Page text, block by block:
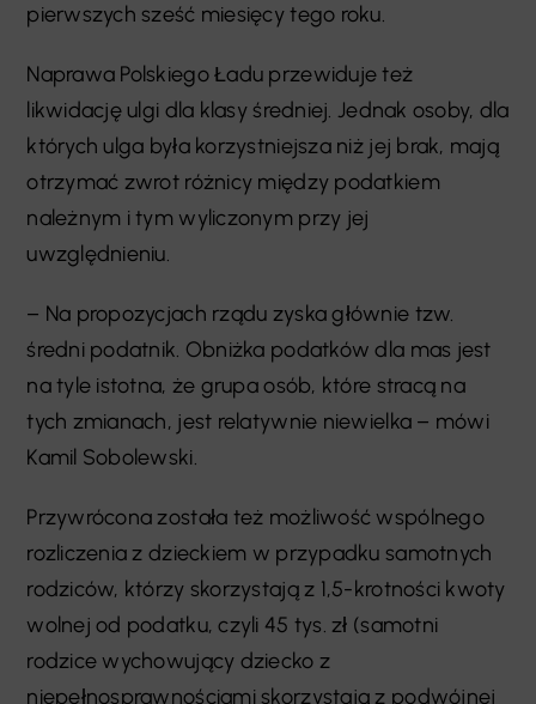
pierwszych sześć miesięcy tego roku.
Naprawa Polskiego Ładu przewiduje też
likwidację ulgi dla klasy średniej. Jednak osoby, dla
których ulga była korzystniejsza niż jej brak, mają
otrzymać zwrot różnicy między podatkiem
należnym i tym wyliczonym przy jej
uwzględnieniu.
– Na propozycjach rządu zyska głównie tzw.
średni podatnik. Obniżka podatków dla mas jest
na tyle istotna, że grupa osób, które stracą na
tych zmianach, jest relatywnie niewielka – mówi
Kamil Sobolewski.
Przywrócona została też możliwość wspólnego
rozliczenia z dzieckiem w przypadku samotnych
rodziców, którzy skorzystają z 1,5-krotności kwoty
wolnej od podatku, czyli 45 tys. zł (samotni
rodzice wychowujący dziecko z
niepełnosprawnościami skorzystają z podwójnej